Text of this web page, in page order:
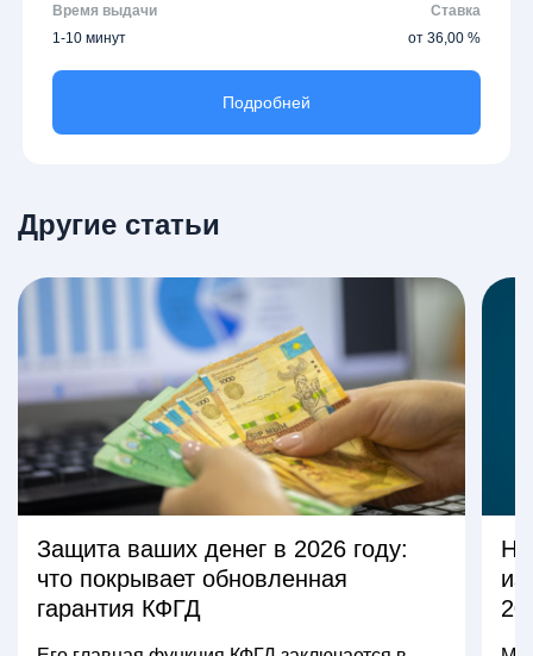
Время выдачи
Ставка
1-10 минут
от 36,00 %
Подробней
Другие статьи
Защита ваших денег в 2026 году:
что покрывает обновленная
гарантия КФГД